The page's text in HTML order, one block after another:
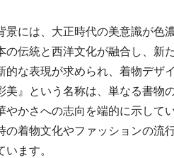
景には、大正時代の美意識が色
の伝統と西洋文化が融合し、新
的な表現が求められ、着物デザ
美』という名称は、単なる書物
やかさへの志向を端的に示して
の着物文化やファッションの流
います。